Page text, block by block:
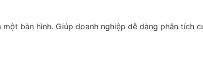
bàn hình. Giúp doanh nghiệp dễ dàng phân